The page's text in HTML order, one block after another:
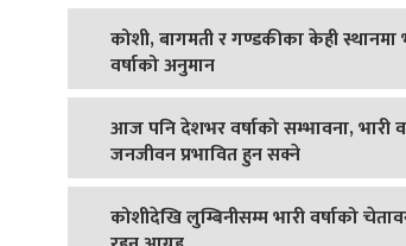
कोशी, बागमती र गण्डकीका केही स्थानमा
वर्षाको अनुमान
आज पनि देशभर वर्षाको सम्भावना, भारी
जनजीवन प्रभावित हुन सक्ने
कोशीदेखि लुम्बिनीसम्म भारी वर्षाको